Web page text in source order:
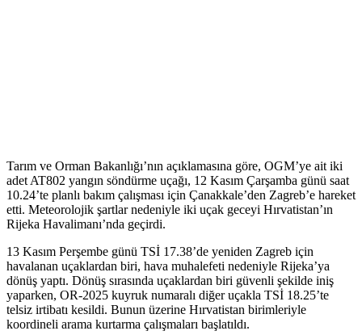
Tarım ve Orman Bakanlığı’nın açıklamasına göre, OGM’ye ait iki
adet AT802 yangın söndürme uçağı, 12 Kasım Çarşamba günü saat
10.24’te planlı bakım çalışması için Çanakkale’den Zagreb’e hareket
etti. Meteorolojik şartlar nedeniyle iki uçak geceyi Hırvatistan’ın
Rijeka Havalimanı’nda geçirdi.
13 Kasım Perşembe günü TSİ 17.38’de yeniden Zagreb için
havalanan uçaklardan biri, hava muhalefeti nedeniyle Rijeka’ya
dönüş yaptı. Dönüş sırasında uçaklardan biri güvenli şekilde iniş
yaparken, OR-2025 kuyruk numaralı diğer uçakla TSİ 18.25’te
telsiz irtibatı kesildi. Bunun üzerine Hırvatistan birimleriyle
koordineli arama kurtarma çalışmaları başlatıldı.